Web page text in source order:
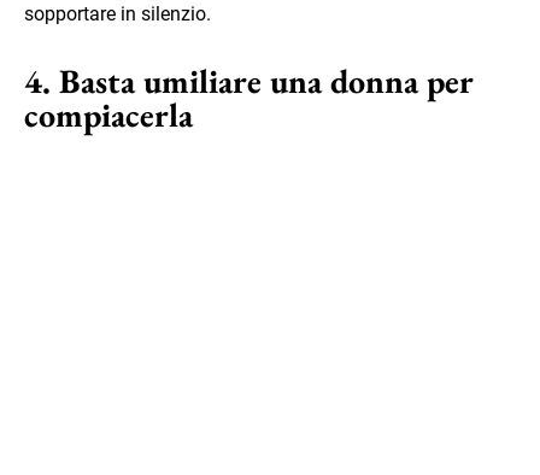
sopportare in silenzio.
4. Basta umiliare una donna per
compiacerla